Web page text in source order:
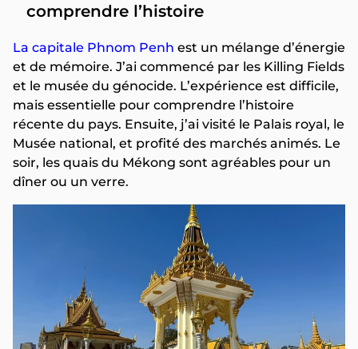
comprendre l’histoire
La capitale Phnom Penh est un mélange d’énergie
et de mémoire. J’ai commencé par les Killing Fields
et le musée du génocide. L’expérience est difficile,
mais essentielle pour comprendre l’histoire
récente du pays. Ensuite, j’ai visité le Palais royal, le
Musée national, et profité des marchés animés. Le
soir, les quais du Mékong sont agréables pour un
dîner ou un verre.